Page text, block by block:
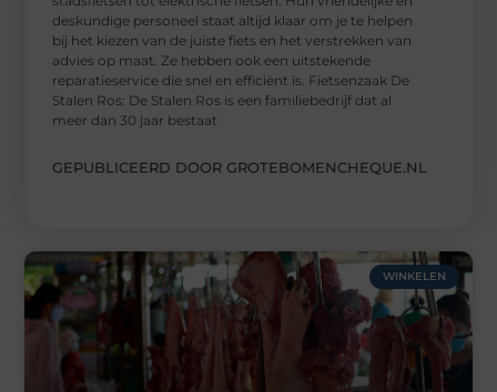
deskundige personeel staat altijd klaar om je te helpen
bij het kiezen van de juiste fiets en het verstrekken van
advies op maat. Ze hebben ook een uitstekende
reparatieservice die snel en efficiënt is. Fietsenzaak De
Stalen Ros: De Stalen Ros is een familiebedrijf dat al
meer dan 30 jaar bestaat
GEPUBLICEERD DOOR GROTEBOMENCHEQUE.NL
WINKELEN